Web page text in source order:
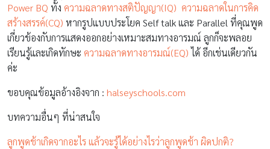
Power BQ ทั้ง ความฉลาดทางสติปัญญา(IQ) ความฉลาดในการคิด
สร้างสรรค์(CQ) หากรูปแบบประโยค Self talk และ Parallel ที่คุณพูด
เกี่ยวข้องกับการแสดงออกอย่างเหมาะสมทางอารมณ์ ลูกก็จะพลอย
เรียนรู้และเกิดทักษะ ความฉลาดทางอารมณ์(EQ)ได้ อีกเช่นเดียวกัน
ค่ะ
ขอบคุณข้อมูลอ้างอิงจาก : halseyschools.com
บทความอื่นๆ ที่น่าสนใจ
ลูกพูดช้าเกิดจากอะไร แล้วจะรู้ได้อย่างไรว่าลูกพูดช้า ผิดปกติ?